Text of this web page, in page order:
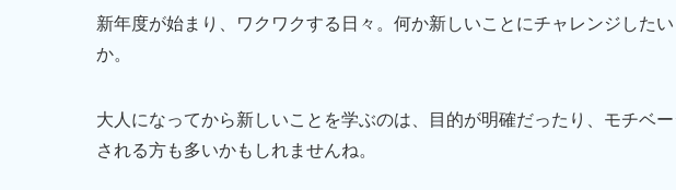
新年度が始まり、ワクワクする日々。何か新しいことにチャレンジした
か。
大人になってから新しいことを学ぶのは、目的が明確だったり、モチベ
される方も多いかもしれませんね。